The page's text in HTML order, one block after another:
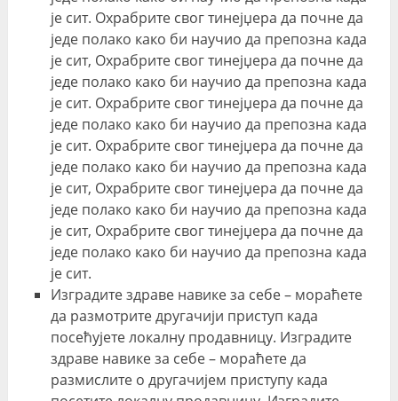
је сит. Охрабрите свог тинејџера да почне да
једе полако како би научио да препозна када
је сит, Охрабрите свог тинејџера да почне да
једе полако како би научио да препозна када
је сит. Охрабрите свог тинејџера да почне да
једе полако како би научио да препозна када
је сит. Охрабрите свог тинејџера да почне да
једе полако како би научио да препозна када
је сит, Охрабрите свог тинејџера да почне да
једе полако како би научио да препозна када
је сит, Охрабрите свог тинејџера да почне да
једе полако како би научио да препозна када
је сит.
Изградите здраве навике за себе – мораћете
да размотрите другачији приступ када
посећујете локалну продавницу. Изградите
здраве навике за себе – мораћете да
размислите о другачијем приступу када